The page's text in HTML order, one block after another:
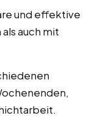
und effektive
auch mit